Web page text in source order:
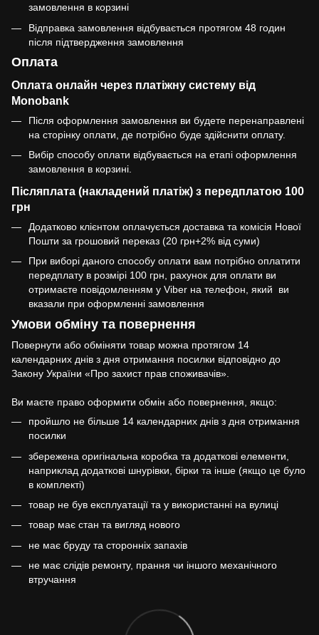
замовлення в корзині
Відправка замовлення відбувається протягом 48 годин
після підтвердження замовлення
Оплата
Оплата онлайн через платіжну систему від
Monobank
Після оформлення замовлення ви будете перенаправлені
на сторінку оплати, де потрібно буде здійснити оплату.
Вибір способу оплати відбувається на етапі оформлення
замовлення в корзині.
Післяплата (накладений платіж) з передплатою 100
грн
Додатково клієнтом оплачується доставка та комісія Нової
Пошти за грошовий переказ (20 грн+2% від суми)
При виборі даного способу оплати вам потрібно оплатити
передплату в розмірі 100 грн, рахунок для оплати ви
отримаєте повідомленням у Viber на телефон, який ви
вказали при оформленні замовлення
Умови обміну та повернення
Повернути або обміняти товар можна протягом 14
календарних днів з дня отримання посилки відповідно до
Закону України «Про захист прав споживачів».
Ви маєте право оформити обмін або повернення, якщо:
пройшло не більше 14 календарних днів з дня отримання
посилки
збережена оригінальна коробка та додаткові елементи,
наприклад додаткові шнурівки, бірки та інше (якщо це було
в комплекті)
товар не був експлуатації та у використанні на вулиці
товар має стан та вигляд нового
не має бруду та сторонніх запахів
не має слідів ремонту, прання чи іншого механічного
втручання